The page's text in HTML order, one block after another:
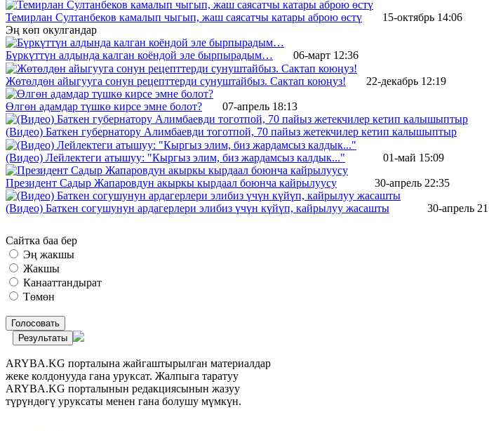
Темирлан Султанбеков камалып чыгып, жаш саясатчы катары аброю өстү
15-октябрь 14:06
Эң көп окулгандар
Бүркүттүн алдында калган коёндой эле бырпырадым… 06-март 12:36
Жөтөлдөн айыгууга сонун рецепттерди сунуштайбыз. Сактап коюңуз! 22-декабрь 12:19
Өлгөн адамдар түшкө кирсе эмне болот? 07-апрель 18:13
(Видео) Баткен губернатору Алимбаевди тоготпой, 70 пайыз жетекчилер кетип калышыптыр
(Видео) Лейлектеги атышуу: "Кыргыз элим, биз жардамсыз калдык..." 01-май 15:09
Президент Садыр Жапаровдун акыркы кырдаал боюнча кайрылуусу 30-апрель 22:35
(Видео) Баткен согушунун ардагерлери элибиз үчүн күйүп, кайрылуу жасашты 30-апрель
Сайтка баа бер
Эң жакшы
Жакшы
Канааттандырат
Төмөн
Голосовать
Результаты
ARYBA.KG порталына жайгаштырылган материалдар
жеке колдонууда гана уруксат. Жалпыга таратуу
ARYBA.KG порталынын редакциясынын жазуу
түрүндөгү уруксаты менен гана болушу мүмкүн.